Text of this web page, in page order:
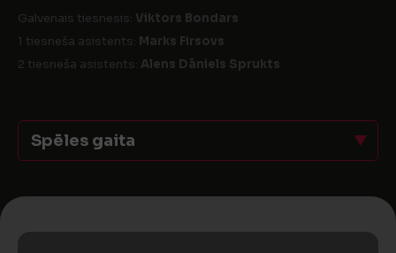
Galvenais tiesnesis: Viktors Bondars
1 tiesneša asistents: Marks Firsovs
2 tiesneša asistents: Alens Dāniels Sprukts
Spēles gaita